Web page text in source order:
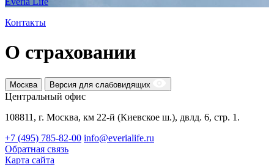
Контакты
О страховании
Москва Версия для слабовидящих
Центральный офис
108811, г. Москва, км 22-й (Киевское ш.), двлд. 6, стр. 1.
+7 (495) 785-82-00 info@everialife.ru
Обратная связь
Карта сайта